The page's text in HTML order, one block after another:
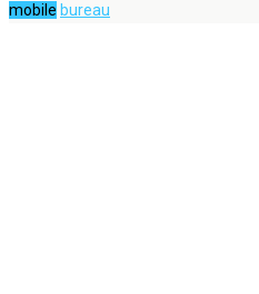
mobile bureau